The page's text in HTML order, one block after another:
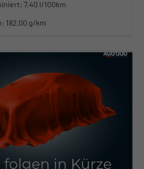
7,40 l/100km
182,00 g/km